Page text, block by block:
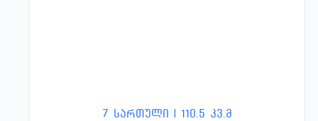
7 სართული | 110.5 კვ.მ